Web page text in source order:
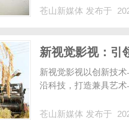
兴集团有限责任公司
苍山新媒体 发布于
新视觉影视：引
新视觉影视以创新技
沿科技，打造兼具艺
苍山新媒体 发布于